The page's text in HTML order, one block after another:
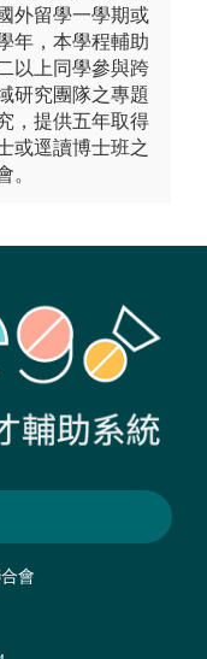
外留學一學期或
年，本學程輔助
以上同學參與跨
研究團隊之專題
，提供五年取得
或逕讀博士班之
。
會